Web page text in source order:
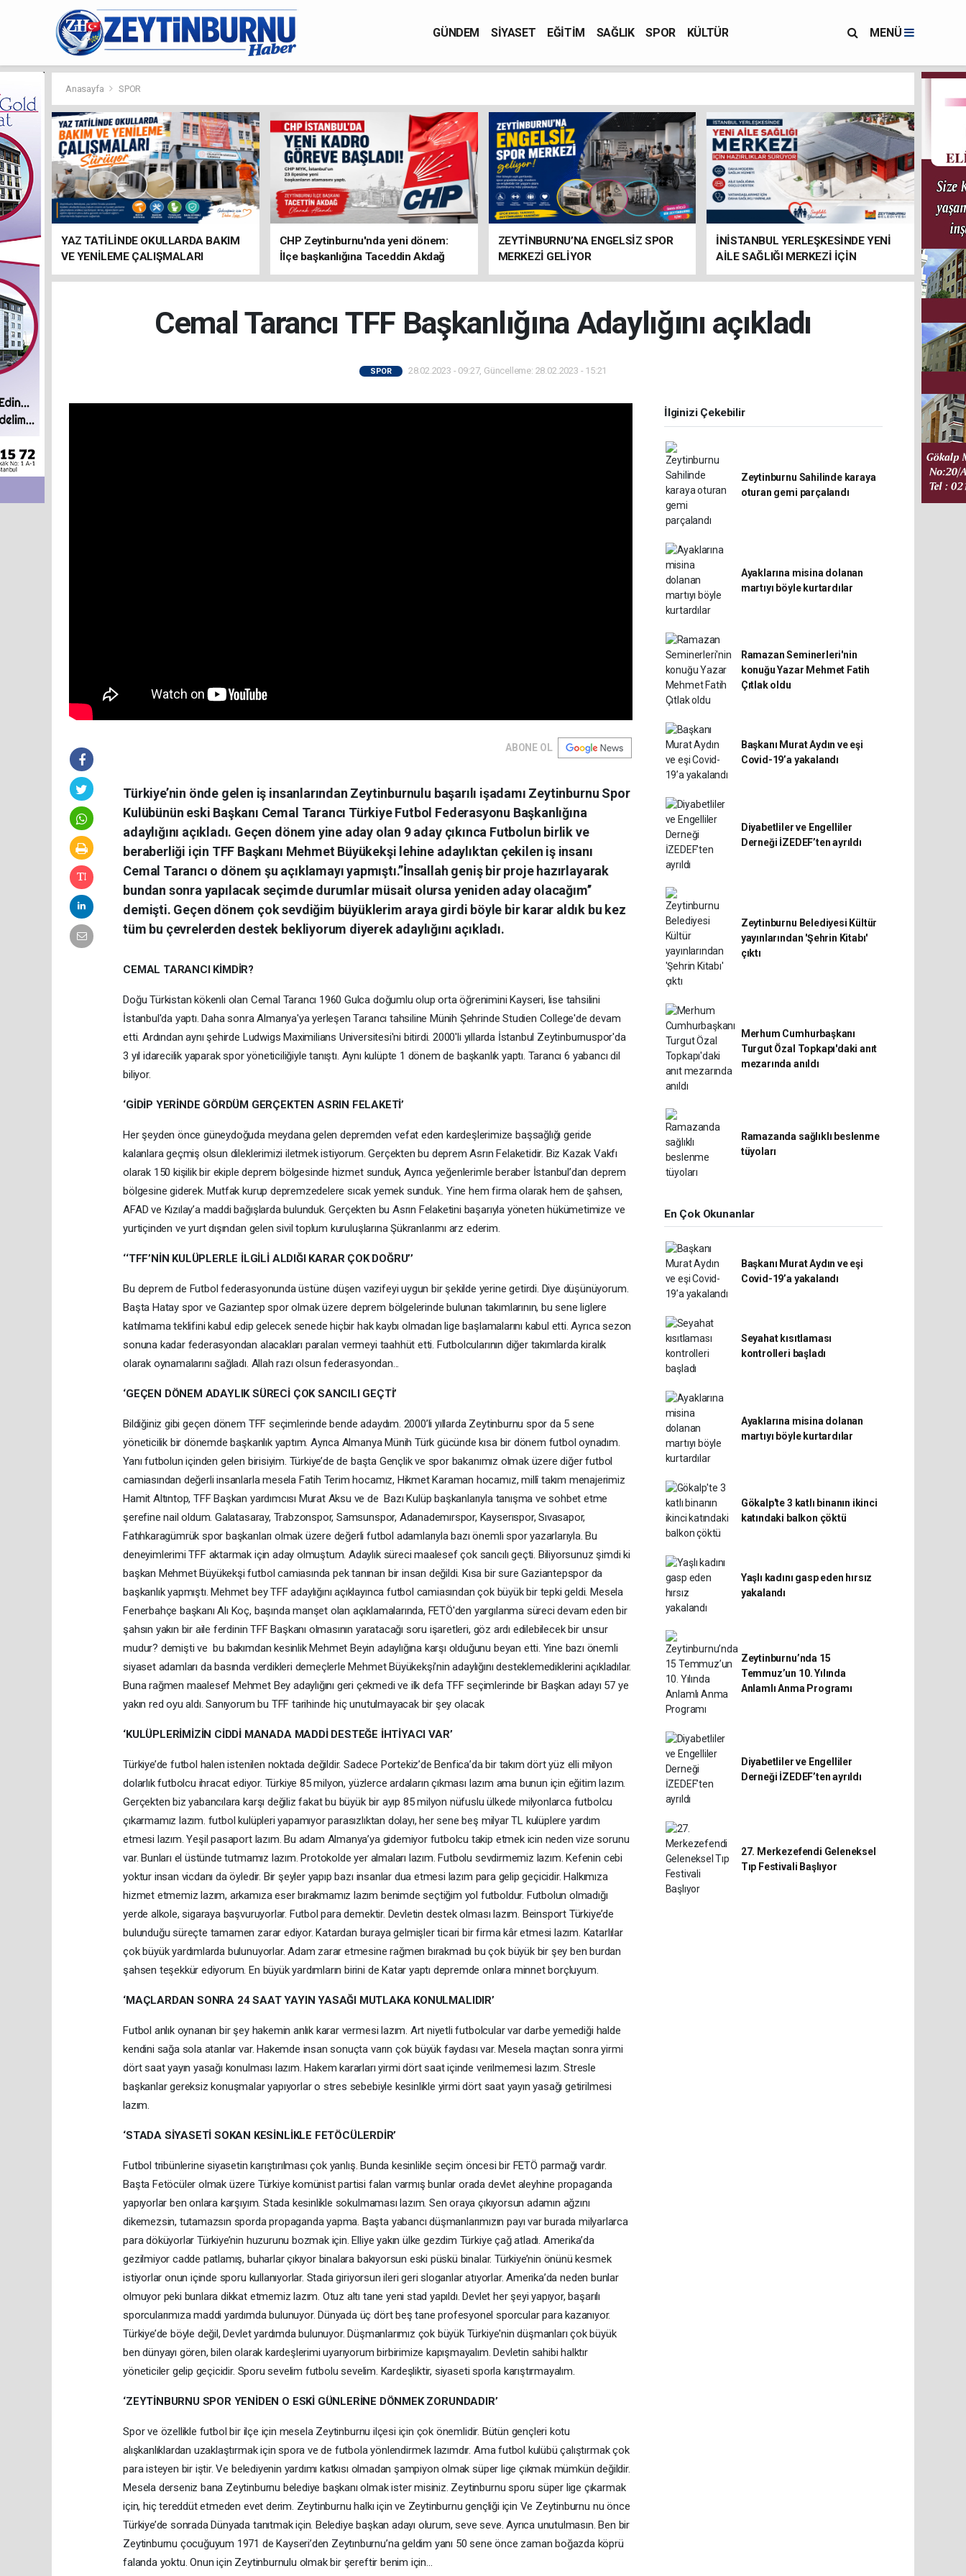
GÜNDEM SİYASET EĞİTİM SAĞLIK SPOR KÜLTÜR MENÜ
Anasayfa SPOR
YAZ TATİLİNDE OKULLARDA BAKIM
VE YENİLEME ÇALIŞMALARI
SÜRÜYOR
CHP Zeytinburnu'nda yeni dönem:
İlçe başkanlığına Taceddin Akdağ
atandı
ZEYTİNBURNU’NA ENGELSİZ SPOR
MERKEZİ GELİYOR
İNİSTANBUL YERLEŞKESİNDE YENİ
AİLE SAĞLIĞI MERKEZİ İÇİN
HAZIRLIKLAR SÜRÜYOR
Cemal Tarancı TFF Başkanlığına Adaylığını açıkladı
SPOR 28.02.2023 - 09:27, Güncelleme: 28.02.2023 - 15:21
ABONE OL
Türkiye’nin önde gelen iş insanlarından Zeytinburnulu başarılı işadamı Zeytinburnu Spor
Kulübünün eski Başkanı Cemal Tarancı Türkiye Futbol Federasyonu Başkanlığına
adaylığını açıkladı. Geçen dönem yine aday olan 9 aday çıkınca Futbolun birlik ve
beraberliği için TFF Başkanı Mehmet Büyükekşi lehine adaylıktan çekilen iş insanı
Cemal Tarancı o dönem şu açıklamayı yapmıştı.’’İnsallah geniş bir proje hazırlayarak
bundan sonra yapılacak seçimde durumlar müsait olursa yeniden aday olacağım’’
demişti. Geçen dönem çok sevdiğim büyüklerim araya girdi böyle bir karar aldık bu kez
tüm bu çevrelerden destek bekliyorum diyerek adaylığını açıkladı.
CEMAL TARANCI KİMDİR?
Doğu Türkistan kökenli olan Cemal Tarancı 1960 Gulca doğumlu olup orta öğrenimini Kayseri, lise tahsilini
İstanbul'da yaptı. Daha sonra Almanya'ya yerleşen Tarancı tahsiline Münih Şehrinde Studien College'de devam
etti. Ardından aynı şehirde Ludwigs Maximilians Universitesi'ni bitirdi. 2000'li yıllarda İstanbul Zeytinburnuspor'da
3 yıl idarecilik yaparak spor yöneticiliğiyle tanıştı. Aynı kulüpte 1 dönem de başkanlık yaptı. Tarancı 6 yabancı dil
biliyor.
‘GİDİP YERİNDE GÖRDÜM GERÇEKTEN ASRIN FELAKETİ’
Her şeyden önce güneydoğuda meydana gelen depremden vefat eden kardeşlerimize başsağlığı geride
kalanlara geçmiş olsun dileklerimizi iletmek istiyorum. Gerçekten bu deprem Asrın Felaketidir. Biz Kazak Vakfı
olarak 150 kişilik bir ekiple deprem bölgesinde hizmet sunduk, Ayrıca yeğenlerimle beraber İstanbul’dan deprem
bölgesine giderek. Mutfak kurup depremzedelere sıcak yemek sunduk.. Yine hem firma olarak hem de şahsen,
AFAD ve Kızılay’a maddi bağışlarda bulunduk. Gerçekten bu Asrın Felaketini başarıyla yöneten hükümetimize ve
yurtiçinden ve yurt dışından gelen sivil toplum kuruluşlarına Şükranlarımı arz ederim.
‘‘TFF’NİN KULÜPLERLE İLGİLİ ALDIĞI KARAR ÇOK DOĞRU’’
Bu deprem de Futbol federasyonunda üstüne düşen vazifeyi uygun bir şekilde yerine getirdi. Diye düşünüyorum.
Başta Hatay spor ve Gaziantep spor olmak üzere deprem bölgelerinde bulunan takımlarının, bu sene liglere
katılmama teklifini kabul edip gelecek senede hiçbir hak kaybı olmadan lige başlamalarını kabul etti. Ayrıca sezon
sonuna kadar federasyondan alacakları paraları vermeyi taahhüt etti. Futbolcularının diğer takımlarda kiralık
olarak oynamalarını sağladı. Allah razı olsun federasyondan...
‘GEÇEN DÖNEM ADAYLIK SÜRECİ ÇOK SANCILI GEÇTİ’
Bildiğiniz gibi geçen dönem TFF seçimlerinde bende adaydım. 2000’li yıllarda Zeytinburnu spor da 5 sene
yöneticilik bir dönemde başkanlık yaptım. Ayrıca Almanya Münih Türk gücünde kısa bir dönem futbol oynadım.
Yanı futbolun içinden gelen birisiyim. Türkiye’de de başta Gençlik ve spor bakanımız olmak üzere diğer futbol
camiasından değerli insanlarla mesela Fatih Terim hocamız, Hikmet Karaman hocamız, millî takım menajerimiz
Hamit Altıntop, TFF Başkan yardımcısı Murat Aksu ve de Bazı Kulüp başkanlarıyla tanışma ve sohbet etme
şerefine nail oldum. Galatasaray, Trabzonspor, Samsunspor, Adanademırspor, Kayserıspor, Sıvasapor,
Fatıhkaragümrük spor başkanları olmak üzere değerli futbol adamlarıyla bazı önemli spor yazarlarıyla. Bu
deneyimlerimi TFF aktarmak için aday olmuştum. Adaylık süreci maalesef çok sancılı geçti. Biliyorsunuz şimdi ki
başkan Mehmet Büyükekşi futbol camiasında pek tanınan bir insan değildi. Kısa bir sure Gaziantepspor da
başkanlık yapmıştı. Mehmet bey TFF adaylığını açıklayınca futbol camiasından çok büyük bir tepki geldi. Mesela
Fenerbahçe başkanı Alı Koç, başında manşet olan açıklamalarında, FETÖ'den yargılanma süreci devam eden bir
şahsın yakın bir aile ferdinin TFF Başkanı olmasının yaratacağı soru işaretleri, göz ardı edilebilecek bir unsur
mudur? demişti ve bu bakımdan kesinlik Mehmet Beyin adaylığına karşı olduğunu beyan etti. Yine bazı önemli
siyaset adamları da basında verdikleri demeçlerle Mehmet Büyükekşi’nin adaylığını desteklemediklerini açıkladılar.
Buna rağmen maalesef Mehmet Bey adaylığını geri çekmedi ve ilk defa TFF seçimlerinde bir Başkan adayı 57 ye
yakın red oyu aldı. Sanıyorum bu TFF tarihinde hiç unutulmayacak bir şey olacak
‘KULÜPLERİMİZİN CİDDİ MANADA MADDİ DESTEĞE İHTİYACI VAR’
Türkiye’de futbol halen istenilen noktada değildir. Sadece Portekiz’de Benfica’da bir takım dört yüz elli milyon
dolarlık futbolcu ihracat ediyor. Türkiye 85 milyon, yüzlerce ardaların çıkması lazım ama bunun için eğitim lazım.
Gerçekten biz yabancılara karşı değiliz fakat bu büyük bir ayıp 85 milyon nüfuslu ülkede milyonlarca futbolcu
çıkarmamız lazım. futbol kulüpleri yapamıyor parasızlıktan dolayı, her sene beş milyar TL kulüplere yardım
etmesi lazım. Yeşil pasaport lazım. Bu adam Almanya’ya gidemiyor futbolcu takip etmek icin neden vize sorunu
var. Bunları el üstünde tutmamız lazım. Protokolde yer almaları lazım. Futbolu sevdirmemiz lazım. Kefenin cebi
yoktur insan vicdanı da öyledir. Bir şeyler yapıp bazı insanlar dua etmesi lazım para gelip geçicidir. Halkımıza
hizmet etmemiz lazım, arkamıza eser bırakmamız lazım benimde seçtiğim yol futboldur. Futbolun olmadığı
yerde alkole, sigaraya başvuruyorlar. Futbol para demektir. Devletin destek olması lazım. Beinsport Türkiye’de
bulunduğu süreçte tamamen zarar ediyor. Katardan buraya gelmişler ticari bir firma kâr etmesi lazım. Katarlılar
çok büyük yardımlarda bulunuyorlar. Adam zarar etmesine rağmen bırakmadı bu çok büyük bir şey ben burdan
şahsen teşekkür ediyorum. En büyük yardımların birini de Katar yaptı depremde onlara minnet borçluyum.
‘MAÇLARDAN SONRA 24 SAAT YAYIN YASAĞI MUTLAKA KONULMALIDIR’
Futbol anlık oynanan bir şey hakemin anlık karar vermesi lazım. Art niyetli futbolcular var darbe yemediği halde
kendini sağa sola atanlar var. Hakemde insan sonuçta varın çok büyük faydası var. Mesela maçtan sonra yirmi
dört saat yayın yasağı konulması lazım. Hakem kararları yirmi dört saat içinde verilmemesi lazım. Stresle
başkanlar gereksiz konuşmalar yapıyorlar o stres sebebiyle kesinlikle yirmi dört saat yayın yasağı getirilmesi
lazım.
‘STADA SİYASETİ SOKAN KESİNLİKLE FETÖCÜLERDİR’
Futbol tribünlerine siyasetin karıştırılması çok yanlış. Bunda kesinlikle seçim öncesi bir FETÖ parmağı vardır.
Başta Fetöcüler olmak üzere Türkiye komünist partisi falan varmış bunlar orada devlet aleyhine propaganda
yapıyorlar ben onlara karşıyım. Stada kesinlikle sokulmaması lazım. Sen oraya çıkıyorsun adamın ağzını
dikemezsin, tutamazsın sporda propaganda yapma. Başta yabancı düşmanlarımızın payı var burada milyarlarca
para döküyorlar Türkiye’nin huzurunu bozmak için. Elliye yakın ülke gezdim Türkiye çağ atladı. Amerika’da
gezilmiyor cadde patlamış, buharlar çıkıyor binalara bakıyorsun eski püskü binalar. Türkiye’nin önünü kesmek
istiyorlar onun içinde sporu kullanıyorlar. Stada giriyorsun ileri geri sloganlar atıyorlar. Amerika’da neden bunlar
olmuyor peki bunlara dikkat etmemiz lazım. Otuz altı tane yeni stad yapıldı. Devlet her şeyi yapıyor, başarılı
sporcularımıza maddi yardımda bulunuyor. Dünyada üç dört beş tane profesyonel sporcular para kazanıyor.
Türkiye’de böyle değil, Devlet yardımda bulunuyor. Düşmanlarımız çok büyük Türkiye'nin düşmanları çok büyük
ben dünyayı gören, bilen olarak kardeşlerimi uyarıyorum birbirimize kapışmayalım. Devletin sahibi halktır
yöneticiler gelip geçicidir. Sporu sevelim futbolu sevelim. Kardeşliktir, siyaseti sporla karıştırmayalım.
‘ZEYTİNBURNU SPOR YENİDEN O ESKİ GÜNLERİNE DÖNMEK ZORUNDADIR’
Spor ve özellikle futbol bir ilçe için mesela Zeytinburnu ilçesi için çok önemlidir. Bütün gençleri kotu
alışkanlıklardan uzaklaştırmak için spora ve de futbola yönlendirmek lazımdır. Ama futbol kulübü çalıştırmak çok
para isteyen bir iştir. Ve belediyenin yardımı katkısı olmadan şampiyon olmak süper lige çıkmak mümkün değildir.
Mesela derseniz bana Zeytinburnu belediye başkanı olmak ister misiniz. Zeytinburnu sporu süper lige çıkarmak
için, hiç tereddüt etmeden evet derim. Zeytinburnu halkı için ve Zeytinburnu gençliği için Ve Zeytinburnu nu önce
Türkiye’de sonrada Dünyada tanıtmak için. Belediye başkan adayı olurum, seve seve. Ayrıca unutulmasın. Ben bir
Zeytinburnu çocuğuyum 1971 de Kayseri’den Zeytınburnu’na geldim yanı 50 sene önce zaman boğazda köprü
falanda yoktu. Onun için Zeytinburnulu olmak bir şereftir benim için…
İlginizi Çekebilir
Zeytinburnu Sahilinde karaya
oturan gemi parçalandı
Ayaklarına misina dolanan
martıyı böyle kurtardılar
Ramazan Seminerleri'nin
konuğu Yazar Mehmet Fatih
Çıtlak oldu
Başkanı Murat Aydın ve eşi
Covid-19’a yakalandı
Diyabetliler ve Engelliler
Derneği İZEDEF’ten ayrıldı
Zeytinburnu Belediyesi Kültür
yayınlarından 'Şehrin Kitabı'
çıktı
Merhum Cumhurbaşkanı
Turgut Özal Topkapı'daki anıt
mezarında anıldı
Ramazanda sağlıklı beslenme
tüyoları
En Çok Okunanlar
Başkanı Murat Aydın ve eşi
Covid-19’a yakalandı
Seyahat kısıtlaması
kontrolleri başladı
Ayaklarına misina dolanan
martıyı böyle kurtardılar
Gökalp'te 3 katlı binanın ikinci
katındaki balkon çöktü
Yaşlı kadını gasp eden hırsız
yakalandı
Zeytinburnu’nda 15
Temmuz’un 10. Yılında
Anlamlı Anma Programı
Diyabetliler ve Engelliler
Derneği İZEDEF’ten ayrıldı
27. Merkezefendi Geleneksel
Tıp Festivali Başlıyor